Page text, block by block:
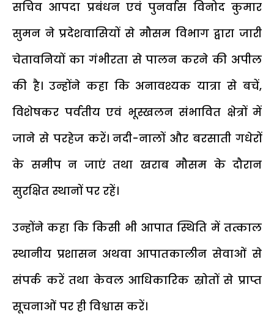
सचिव आपदा प्रबंधन एवं पुनर्वास विनोद कुमार
सुमन ने प्रदेशवासियों से मौसम विभाग द्वारा जारी
चेतावनियों का गंभीरता से पालन करने की अपील
की है। उन्होंने कहा कि अनावश्यक यात्रा से बचें,
विशेषकर पर्वतीय एवं भूस्खलन संभावित क्षेत्रों में
जाने से परहेज करें। नदी-नालों और बरसाती गधेरों
के समीप न जाएं तथा खराब मौसम के दौरान
सुरक्षित स्थानों पर रहें।
उन्होंने कहा कि किसी भी आपात स्थिति में तत्काल
स्थानीय प्रशासन अथवा आपातकालीन सेवाओं से
संपर्क करें तथा केवल आधिकारिक स्रोतों से प्राप्त
सूचनाओं पर ही विश्वास करें।